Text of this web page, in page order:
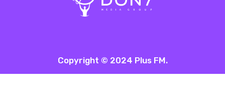
Copyright © 2024 Plus FM.